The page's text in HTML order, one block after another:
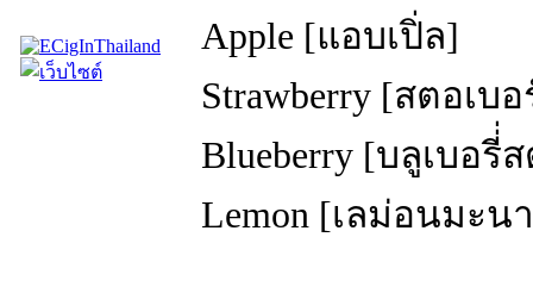
Apple [แอบเปิ่ล]
Strawberry [สตอเ
Blueberry [บลูเบอ
Lemon [เลม่อนมะ